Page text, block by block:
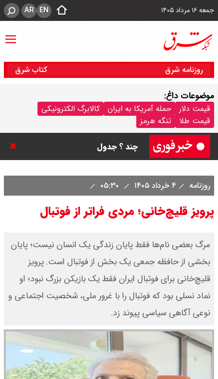
جمعه ۱۶ مرداد ۱۴۰۵ EN
AR
روزنامه شرق کتاب شرق
موضوعات داغ:
قیمت دلار حمله آمریکا به ایران
کالابرگ الکترونیکی
قیمت طلا
تنگه هرمز
چند ؟ جدول
به تنگه هرمز را کلید زدند + جزییات
روزنامه ۴ خرداد ۱۴۰۵
پرویز قلیچ‌خانی؛ مردی فراتر از فوتبال
مرگ بعضی نام‌ها‌ فقط پایان زندگی یک انسان نیست؛ پایان
بخشی از حافظه جمعی یک بخش از فوتبال است. پرویز
قلیچ‌خانی برای فوتبال ایران فقط یک بازیکن بزرگ نبود؛ او
نماد نسلی بود که فوتبال را با غرور ملی، شخصیت اجتماعی و
نوعی آگاهی سیاسی پیوند زد.